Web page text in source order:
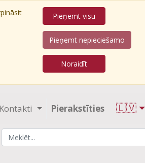
Pieņemt visu
Pieņemt nepieciešamo
Noraidīt
Kontakti Pierakstīties 🇱🇻